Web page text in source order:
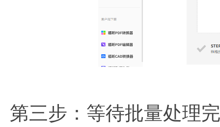
第三步：等待批量处理